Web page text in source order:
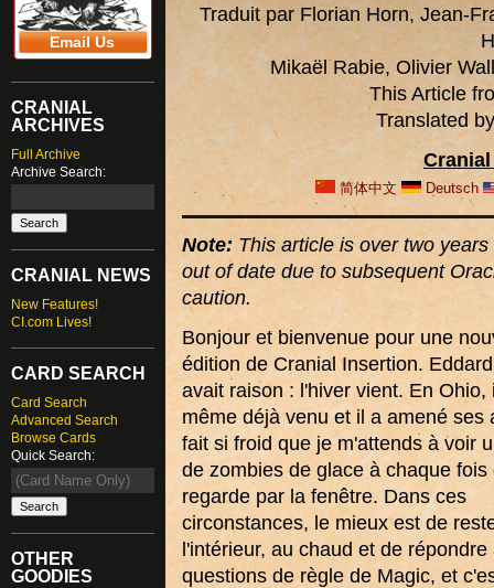
Email Us
CRANIAL
ARCHIVES
Full Archive
Archive Search:
CRANIAL NEWS
New Features!
CI.com Lives!
CARD SEARCH
Card Search
Advanced Search
Browse Cards
Quick Search:
OTHER
GOODIES
Traduit par Florian Horn, Jean-
Mikaël Rabie, Olivier
This Article
Translated
简体中文 Deutsch
Note:This article is over two
out of date due to subsequent
caution.
Bonjour et bienvenue pour une
édition de Cranial Insertion.
avait raison : l'hiver vient. En Ohio,
même déjà venu et il a amené ses
fait si froid que je m'attends à voir
de zombies de glace à chaque fois
regarde par la fenêtre. Dans ces
circonstances, le mieux est de
l'intérieur, au chaud et de répondre
questions de règle de Magic, et